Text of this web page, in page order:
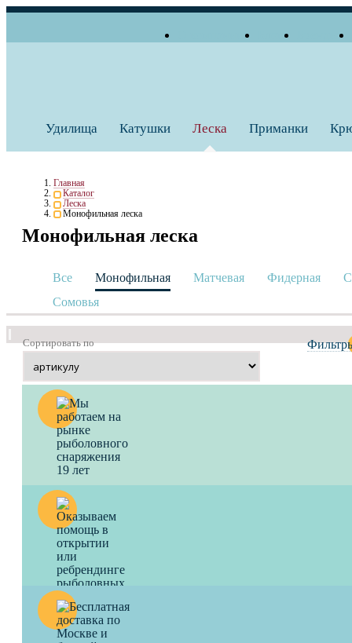
Удилища Катушки Леска Приманки
Главная
Каталог
Леска
Монофильная леска
Монофильная леска
Все Монофильная Матчевая Фидерная
Сомовья
Сортировать по
Леска BROWNING Cenex
Plummet Method Feeder Line
150м
Долговечная фидерная леска.
360a